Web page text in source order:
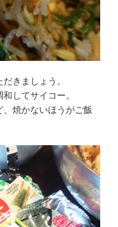
きましょう。
してサイコー。
焼かないほうがご飯